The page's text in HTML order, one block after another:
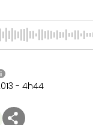
i
- 4h44